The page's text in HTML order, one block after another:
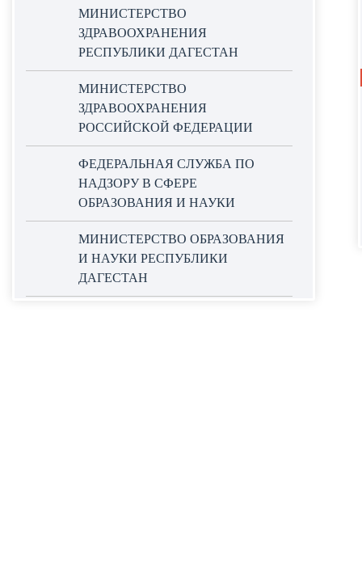
МИНИСТЕРСТВО
ЗДРАВООХРАНЕНИЯ
РЕСПУБЛИКИ ДАГЕСТАН
МИНИСТЕРСТВО
ЗДРАВООХРАНЕНИЯ
РОССИЙСКОЙ ФЕДЕРАЦИИ
ФЕДЕРАЛЬНАЯ СЛУЖБА ПО
НАДЗОРУ В СФЕРЕ
ОБРАЗОВАНИЯ И НАУКИ
МИНИСТЕРСТВО ОБРАЗОВАНИЯ
И НАУКИ РЕСПУБЛИКИ
ДАГЕСТАН